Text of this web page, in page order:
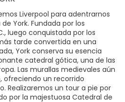
Liverpool para adentrarnos
York. Fundada por los
luego conquistada por los
tarde convertida en una
York conserva su esencia
catedral gótica, una de las
Las murallas medievales aún
ofreciendo un recorrido
Realizaremos un tour a pie por
por la majestuosa Catedral de